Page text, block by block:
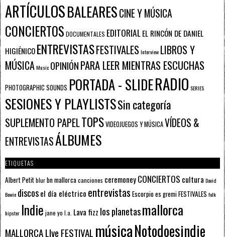
ARTÍCULOSBALEARESCINE Y MÚSICA
CONCIERTOS DOCUMENTALES EDITORIALEL RINCÓN DE DANIEL
HIGIÉNICOENTREVISTASFESTIVALESInterview LIBROS Y
MÚSICAMusic OPINIÓNPARA LEER MIENTRAS ESCUCHAS
PHOTOGRAPHIC SOUNDS PORTADA - SLIDERADIO SERIES
SESIONES Y PLAYLISTSSin categoría
SUPLEMENTO PAPELTOPSVIDEOJUEGOS Y MÚSICAVÍDEOS &
ENTREVISTASÁLBUMES
ETIQUETAS
Albert Petitblurbn mallorcacanciones ceremoneyCONCIERTOS cultura David
Bowie discosel día eléctrico entrevistas Escorpioes gremiFESTIVALES folk
hipster Indie jane yo l.a. Lava fizz los planetasmallorca
MALLORCA LIve FESTIVAL músicaNotodoesindie